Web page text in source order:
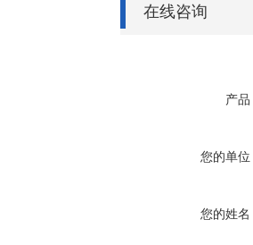
在线咨询
产品
您的单位
您的姓名